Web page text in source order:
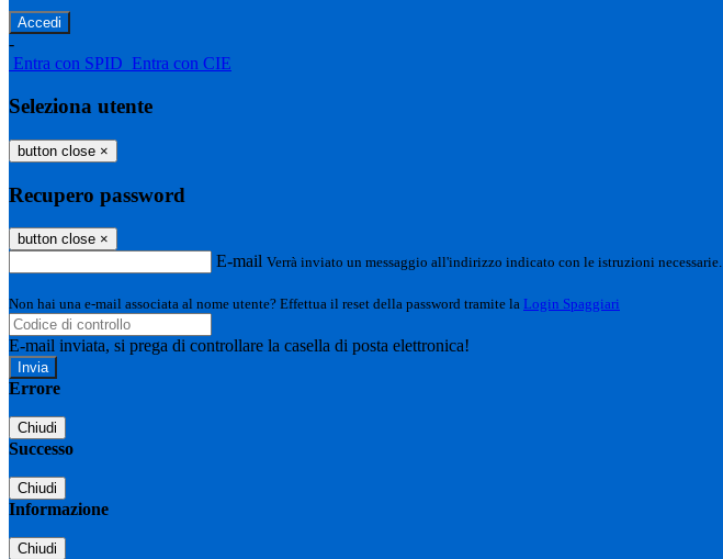
-
Entra con SPID Entra con CIE
Seleziona utente
button close ×
Recupero password
button close ×
E-mail Verrà inviato un messaggio all'indirizzo indicato con le istruzioni necessarie.
Non hai una e-mail associata al nome utente? Effettua il reset della password tramite la Login Spaggiari
E-mail inviata, si prega di controllare la casella di posta elettronica!
Errore
Chiudi
Successo
Chiudi
Informazione
Chiudi